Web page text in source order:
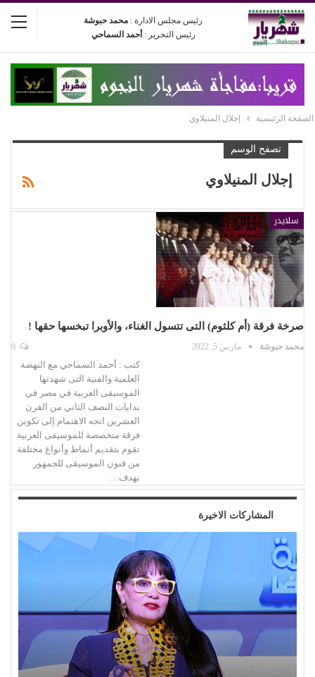
رئيس مجلس الادارة : محمد حبوشة
رئيس التحرير : أحمد السماحي
الصفحة الرئيسية إجلال المنيلاوي
تصفح الوسم
إجلال المنيلاوي
سلايدر
صرخة فرقة (أم كلثوم) التى تتسول الغناء، والأوبرا تبخسها حقها !
محمد حبوشة مارس 5, 2022
كتب : أحمد السماحي مع النهضة
العلمية والفنية التى شهدتها
الموسيقى العربية في مصر في
بدايات النصف الثاني من القرن
العشرين اتجه الاهتمام إلى تكوين
فرقة متخصصة للموسيقى العربية
تقوم بتقديم أنماط وأنواع مختلفة
من فنون الموسيقى للجمهور
بهدف…
المشاركات الاخيرة